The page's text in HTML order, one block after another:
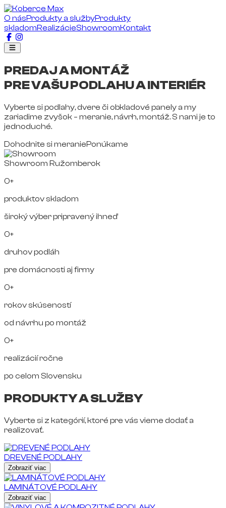
O násProdukty a službyProdukty
skladomRealizácieShowroomKontakt
PREDAJ A MONTÁŽ
PRE VAŠU PODLAHU A INTERIÉR
Vyberte si podlahy, dvere či obkladové panely a my
zariadime zvyšok – meranie, návrh, montáž. S nami je to
jednoduché.
Dohodnite si meraniePonúkame
Showroom Ružomberok
0+
produktov skladom
široký výber pripravený ihneď
0+
druhov podláh
pre domácnosti aj firmy
0+
rokov skúseností
od návrhu po montáž
0+
realizácií ročne
po celom Slovensku
PRODUKTY A SLUŽBY
Vyberte si z kategórií, ktoré pre vás vieme dodať a
realizovať.
DREVENÉ PODLAHY
Zobraziť viac
LAMINÁTOVÉ PODLAHY
Zobraziť viac